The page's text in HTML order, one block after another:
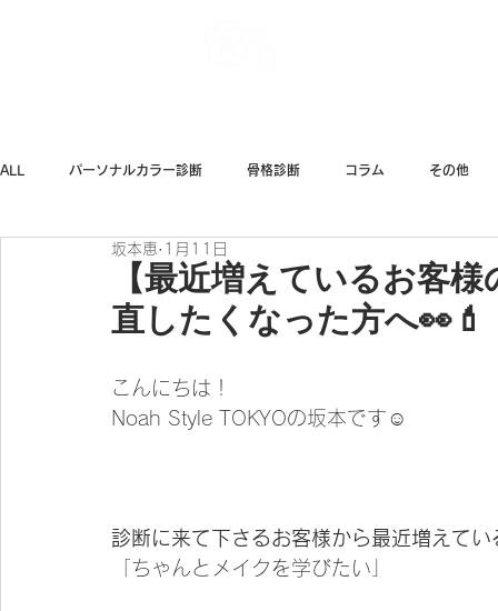
ALL パーソナルカラー診断 骨格診断 コラム その他
ファッション
【最近増えているお客
直したくなった方へ👀💄
坂本恵 1月11日
こんにちは！
Noah Style TOKYOの坂本です☺️
診断に来て下さるお客様から最近増えてい
「ちゃんとメイクを学びたい」